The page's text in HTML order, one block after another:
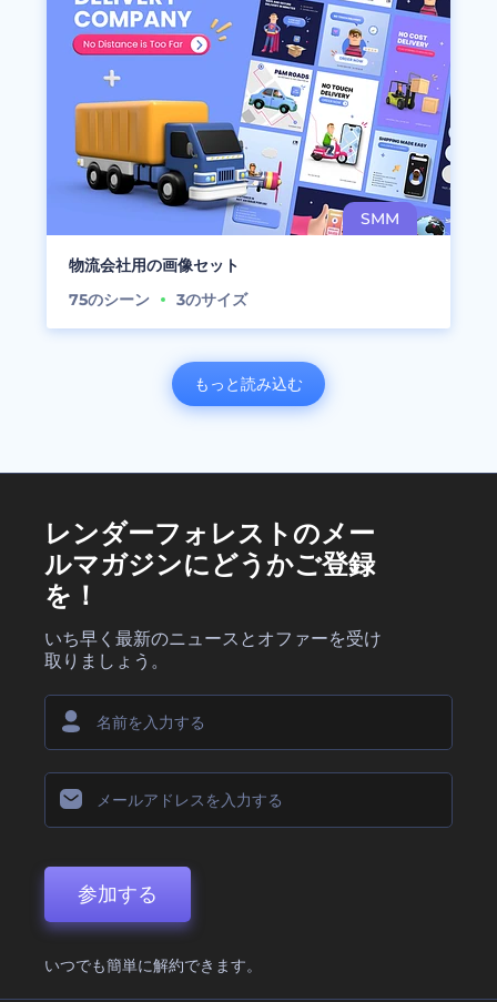
物流会社用の画像セット
75のシーン 3のサイズ
もっと読み込む
レンダーフォレストのメー
ルマガジンにどうかご登録
を！
いち早く最新のニュースとオファーを受け
取りましょう。
参加する
いつでも簡単に解約できます。